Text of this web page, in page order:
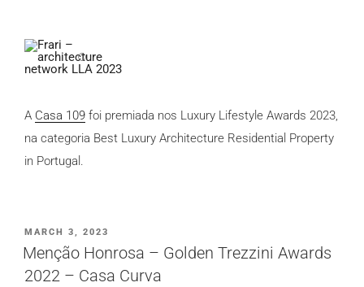
A Casa 109 foi premiada nos Luxury Lifestyle Awards 2023,
na categoria Best Luxury Architecture Residential Property
in Portugal
PUBLICADO
EM
MARCH 3, 2023
Menção Honrosa – Golden Trezzini Awards
2022 – Casa Curva